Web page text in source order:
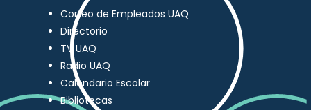
Correo de Empleados UAQ
Directorio
TV UAQ
Radio UAQ
Calendario Escolar
Bibliotecas